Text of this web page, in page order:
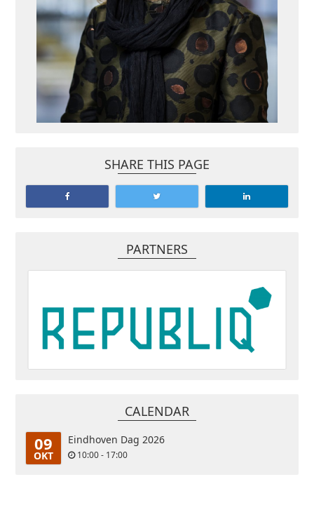
SHARE THIS PAGE
PARTNERS
CALENDAR
09
OKT
Eindhoven Dag 2026
10:00 - 17:00